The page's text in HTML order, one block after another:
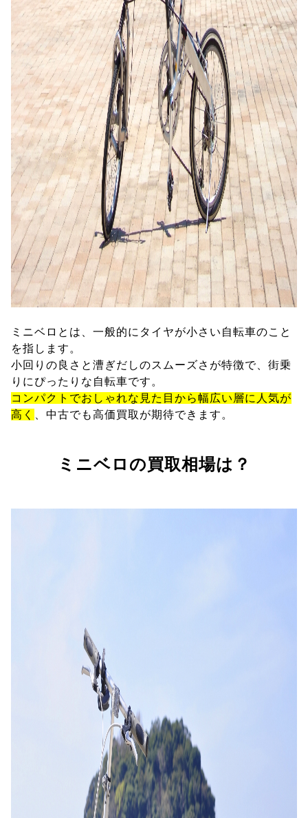
ミニベロとは、一般的にタイヤが小さい自転車のこと
を指します。
小回りの良さと漕ぎだしのスムーズさが特徴で、街乗
りにぴったりな自転車です。
コンパクトでおしゃれな見た目から幅広い層に人気が
高く
、中古でも高価買取が期待できます。
ミニベロの買取相場は？